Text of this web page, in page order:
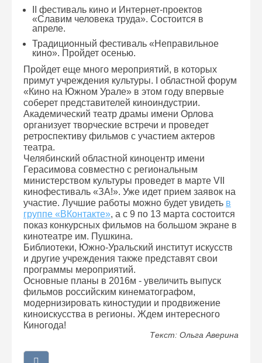
II фестиваль кино и Интернет-проектов
«Славим человека труда». Состоится в
апреле.
Традиционный фестиваль «Неправильное
кино». Пройдет осенью.
Пройдет еще много мероприятий, в которых
примут учреждения культуры. I областной форум
«Кино на Южном Урале» в этом году впервые
соберет представителей киноиндустрии.
Академический театр драмы имени Орлова
организует творческие встречи и проведет
ретроспективу фильмов с участием актеров
театра.
Челябинский областной киноцентр имени
Герасимова совместно с региональным
министерством культуры проведет в марте VII
кинофестиваль «ЗА!». Уже идет прием заявок на
участие. Лучшие работы можно будет увидеть в
группе «ВКонтакте», а с 9 по 13 марта состоится
показ конкурсных фильмов на большом экране в
кинотеатре им. Пушкина.
Библиотеки, Южно-Уральский институт искусств
и другие учреждения также представят свои
программы мероприятий.
Основные планы в 2016м - увеличить выпуск
фильмов российским кинематографом,
модернизировать киностудии и продвижение
киноискусства в регионы. Ждем интересного
Киногода!
Текст: Ольга Аверина